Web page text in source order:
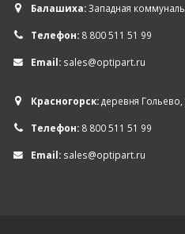
Балашиха:Западная
Телефон: 8 800 511 51 99
Email: sales@optipart.ru
Красногорск:деревня Гольево,
Телефон: 8 800 511 51 99
Email: sales@optipart.ru